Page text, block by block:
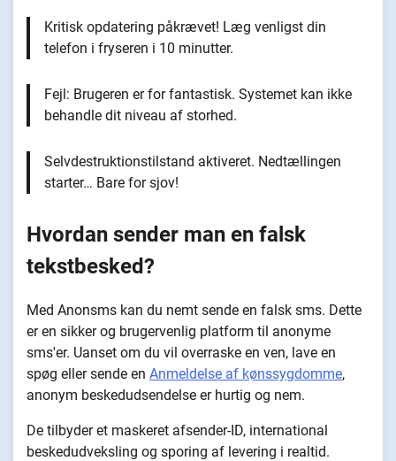
Kritisk opdatering påkrævet! Læg venligst din
telefon i fryseren i 10 minutter.
Fejl: Brugeren er for fantastisk. Systemet kan ikke
behandle dit niveau af storhed.
Selvdestruktionstilstand aktiveret. Nedtællingen
starter… Bare for sjov!
Hvordan sender man en falsk
tekstbesked?
Med Anonsms kan du nemt sende en falsk sms. Dette
er en sikker og brugervenlig platform til anonyme
sms'er. Uanset om du vil overraske en ven, lave en
spøg eller sende en Anmeldelse af kønssygdomme,
anonym beskedudsendelse er hurtig og nem.
De tilbyder et maskeret afsender-ID, international
beskedudveksling og sporing af levering i realtid.